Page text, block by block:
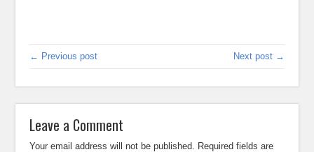
← Previous post Next post →
Leave a Comment
Your email address will not be published. Required fields are